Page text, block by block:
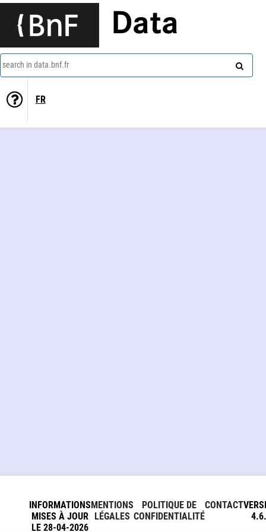
Data
search in data.bnf.fr
FR
INFORMATIONS
MISES À JOUR
LE 28-04-2026
MENTIONS
LÉGALES
POLITIQUE DE
CONFIDENTIALITÉ
CONTACT